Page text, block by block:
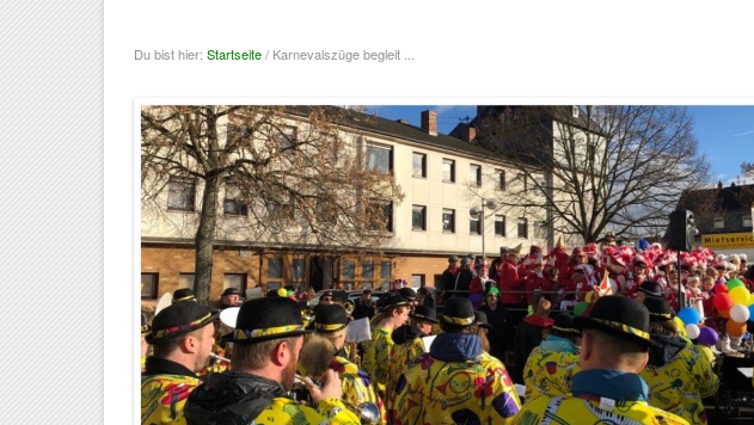
Du bist hier:
Sie sind hier
Startseite/ Karnevalszüge begleit ...